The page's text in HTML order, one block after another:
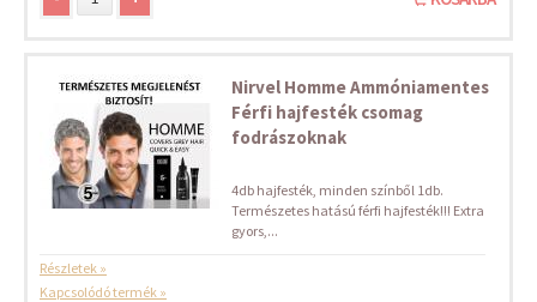
Nirvel Homme Ammóniamentes
Férfi hajfesték csomag
fodrászoknak
4db hajfesték, minden színből 1db.
Természetes hatású férfi hajfesték!!! Extra
gyors,...
Részletek »
Kapcsolódó termék »